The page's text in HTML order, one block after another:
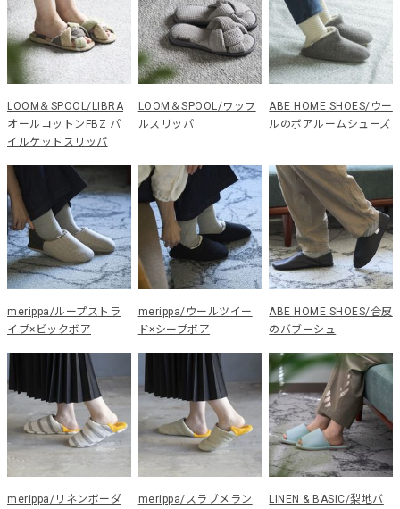
LOOM＆SPOOL/LIBRA
オールコットンFBZ パ
イルケットスリッパ
LOOM＆SPOOL/ワッフ
ルスリッパ
ABE HOME SHOES/ウー
ルのボアルームシューズ
merippa/ループストラ
イプ×ビックボア
merippa/ウールツイー
ド×シープボア
ABE HOME SHOES/合皮
のバブーシュ
merippa/リネンボーダ
merippa/スラブメラン
LINEN & BASIC/梨地バ